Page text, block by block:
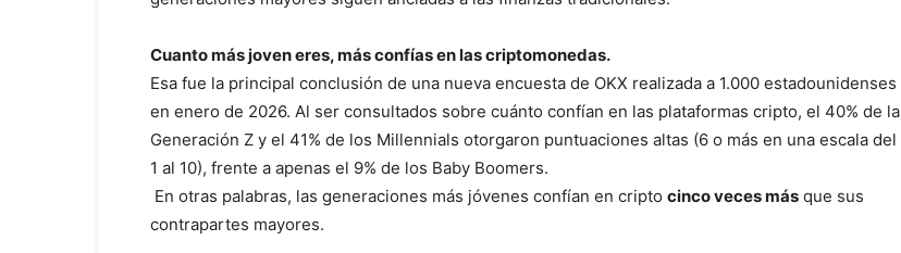
Cuanto más joven eres, más confías en las criptomonedas.
Esa fue la principal conclusión de una nueva encuesta de OKX realizada a 1.000 estadounidenses
en enero de 2026. Al ser consultados sobre cuánto confían en las plataformas cripto, el 40% de la
Generación Z y el 41% de los Millennials otorgaron puntuaciones altas (6 o más en una escala del
1 al 10), frente a apenas el 9% de los Baby Boomers.
En otras palabras, las generaciones más jóvenes confían en cripto cinco veces más que sus
contrapartes mayores.